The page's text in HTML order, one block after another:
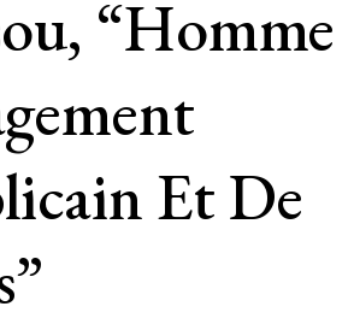
“homme
Et De